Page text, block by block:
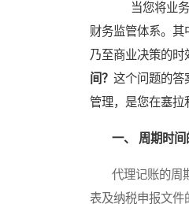
当您将业务
财务监管体系。
乃至商业决策的时
间？ 这个问题的答
管理，是您在塞拉
一、 周期时
代理记账的周期
表及纳税申报文件